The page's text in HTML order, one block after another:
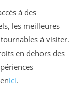
à des
les meilleures
à visiter.
en dehors des
ici.